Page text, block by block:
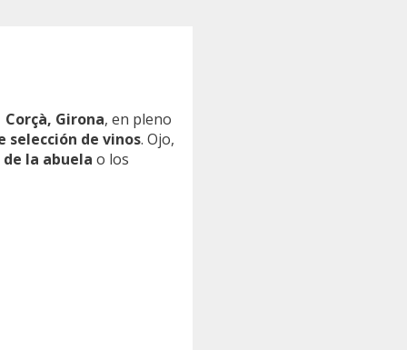
Corçà, Girona, en pleno
selección de vinos. Ojo,
la abuela o los